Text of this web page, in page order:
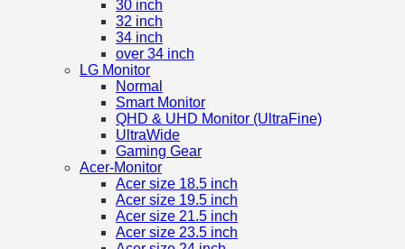
30 inch
32 inch
34 inch
over 34 inch
LG Monitor
Normal
Smart Monitor
QHD & UHD Monitor (UltraFine)
UltraWide
Gaming Gear
Acer-Monitor
Acer size 18.5 inch
Acer size 19.5 inch
Acer size 21.5 inch
Acer size 23.5 inch